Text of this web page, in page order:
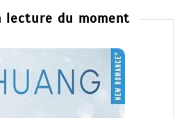
lecture du moment